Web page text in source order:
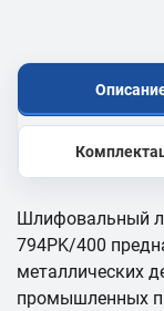
Шлифовальный
794РK/400
металлических
промышленных